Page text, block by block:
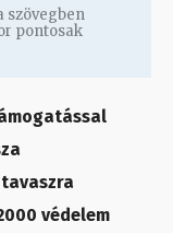
szövegben
pontosak
védelem